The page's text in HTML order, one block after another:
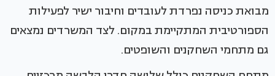
מבואת כניסה נפרדת לעובדים וחיבור ישיר לפעילות
הספורטיבית המתקיימת במקום. לצד המשרדים נמצאים
גם מתחמי השחקנים והשופטים.